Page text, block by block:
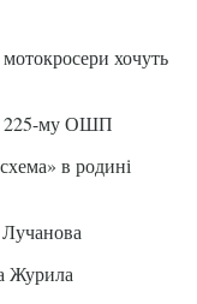
хочуть
у 225-му ОШП
в родині
Журила